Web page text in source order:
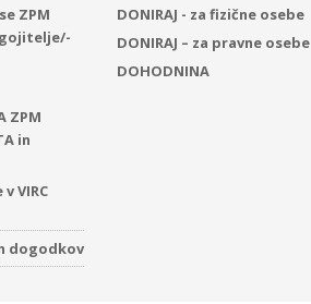
ZPM
ZPM
in
VIRC
dogodkov
DONIRAJ - za fizične osebe
DONIRAJ – za pravne osebe
DOHODNINA